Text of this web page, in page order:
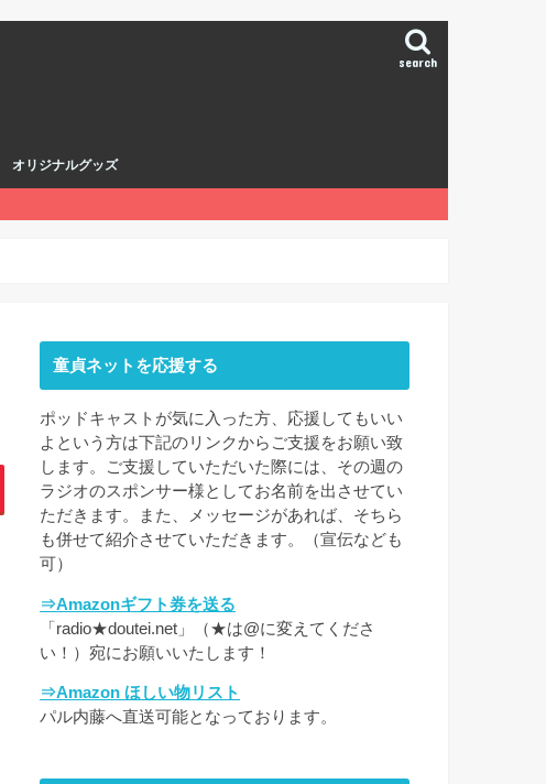
search
オリジナルグッズ
童貞ネットを応援する
ポッドキャストが気に入った方、応援してもいい
よという方は下記のリンクからご支援をお願い致
します。ご支援していただいた際には、その週の
ラジオのスポンサー様としてお名前を出させてい
ただきます。また、メッセージがあれば、そちら
も併せて紹介させていただきます。（宣伝なども
可）
⇒Amazonギフト券を送る
「radio★doutei.net」（★は@に変えてくださ
い！）宛にお願いいたします！
⇒Amazon ほしい物リスト
パル内藤へ直送可能となっております。